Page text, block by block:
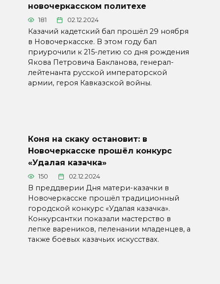
новочеркасском политехе
181 02.12.2024
Казачий кадетский бал прошёл 29 ноября
в Новочеркасске. В этом году бал
приурочили к 215-летию со дня рождения
Якова Петровича Бакланова, генерал-
лейтенанта русской императорской
армии, героя Кавказской войны.
Коня на скаку остановит: в
Новочеркасске прошёл конкурс
«Удалая казачка»
150 02.12.2024
В преддверии Дня матери-казачки в
Новочеркасске прошёл традиционный
городской конкурс «Удалая казачка».
Конкурсантки показали мастерство в
лепке вареников, пеленании младенцев, а
также боевых казачьих искусствах.